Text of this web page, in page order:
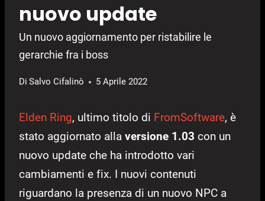
nuovo update
Un nuovo aggiornamento per ristabilire le
gerarchie fra i boss
Di Salvo Cifalinò 5 Aprile 2022
Elden Ring, ultimo titolo di FromSoftware, è
stato aggiornato alla versione 1.03 con un
nuovo update che ha introdotto vari
cambiamenti e fix. I nuovi contenuti
riguardano la presenza di un nuovo NPC a